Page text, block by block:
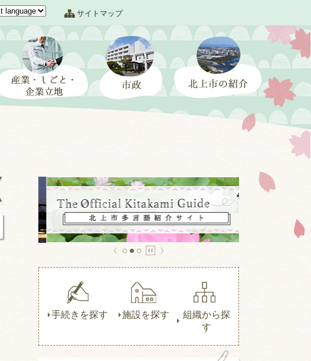
サイトマップ
手続きを探す 施設を探す
組織から探
す